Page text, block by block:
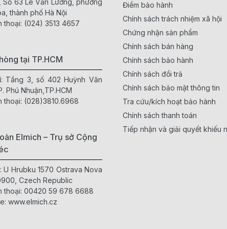
Số 63 Lê Văn Lương, phường
thành phố Hà Nội
thoại: (024) 3513 4657
tại TP.HCM
Tầng 3, số 402 Huỳnh Văn
Phú Nhuận,TP.HCM
thoại: (028)3810.6968
Elmich – Trụ sở Cộng
U Hrubku 1570 Ostrava Nova
Czech Republic
thoại: 00420 59 678 6688
www.elmich.cz
Điểm bảo hành
Chính sách trách nhiệm xã hội
Chứng nhận sản phẩm
Chính sách bán hàng
Chính sách bảo hành
Chính sách đổi trả
Chính sách bảo mật thông tin
Tra cứu/kích hoạt bảo hành
Chính sách thanh toán
Tiếp nhận và giải quyết khiếu